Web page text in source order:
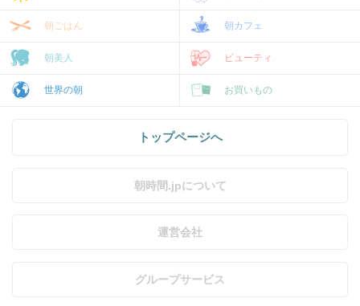
朝ごはん 朝カフェ
朝美人 ビューティ
世界の朝 お買いもの
トップページへ
朝時間.jpについて
運営会社
グループサービス